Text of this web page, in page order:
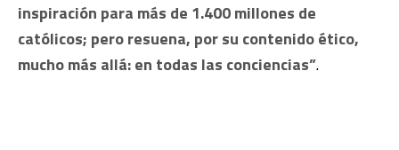
inspiración para más de 1.400 millones de
católicos; pero resuena, por su contenido ético,
mucho más allá: en todas las conciencias”.